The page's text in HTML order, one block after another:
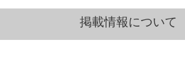
掲載情報について